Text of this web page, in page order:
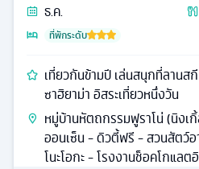
ธ.ค.
ที่พักระดับ
เที่ยวกันข้ามปี เล่นสนุกที่ลานส
ซาฮิยาม่า อิสระเที่ยวหนึ่งวัน
หมู่บ้านหัตถกรรมฟูราโน่ (นิงเ
ออนเซ็น - ดิวตี้ฟรี - สวนสัตว์อ
โนะโอกะ - โรงงานช็อคโกแลต